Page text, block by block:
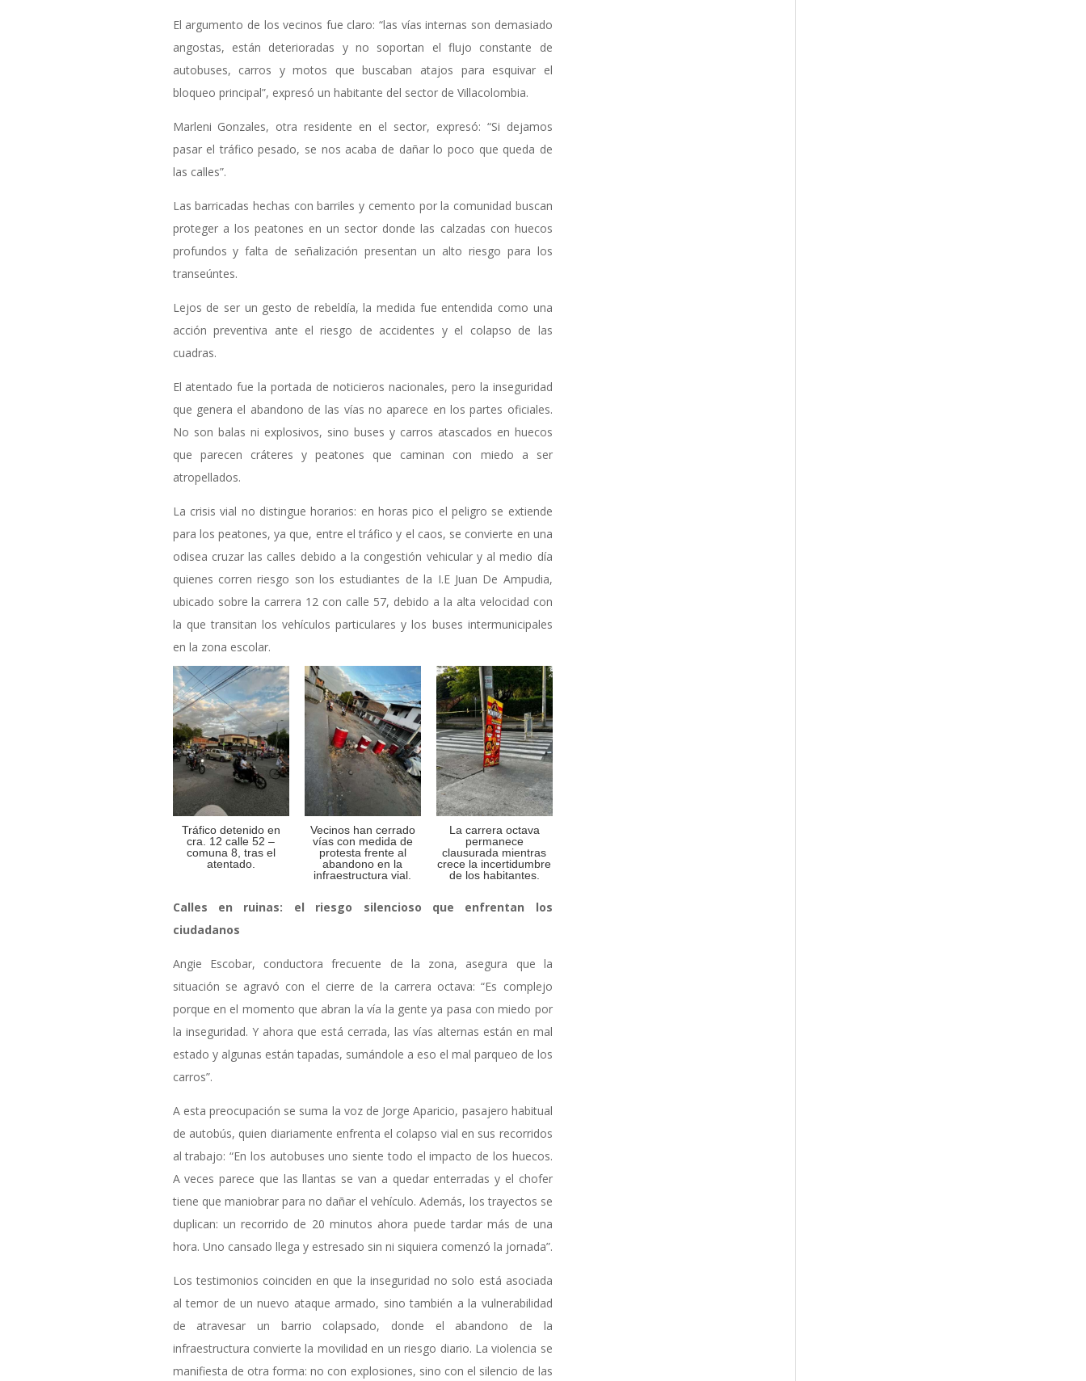
El argumento de los vecinos fue claro: “las vías internas son demasiado
angostas, están deterioradas y no soportan el flujo constante de
autobuses, carros y motos que buscaban atajos para esquivar el
bloqueo principal”, expresó un habitante del sector de Villacolombia.
Marleni Gonzales, otra residente en el sector, expresó: “Si dejamos
pasar el tráfico pesado, se nos acaba de dañar lo poco que queda de
las calles”.
Las barricadas hechas con barriles y cemento por la comunidad buscan
proteger a los peatones en un sector donde las calzadas con huecos
profundos y falta de señalización presentan un alto riesgo para los
transeúntes.
Lejos de ser un gesto de rebeldía, la medida fue entendida como una
acción preventiva ante el riesgo de accidentes y el colapso de las
cuadras.
El atentado fue la portada de noticieros nacionales, pero la inseguridad
que genera el abandono de las vías no aparece en los partes oficiales.
No son balas ni explosivos, sino buses y carros atascados en huecos
que parecen cráteres y peatones que caminan con miedo a ser
atropellados.
La crisis vial no distingue horarios: en horas pico el peligro se extiende
para los peatones, ya que, entre el tráfico y el caos, se convierte en una
odisea cruzar las calles debido a la congestión vehicular y al medio día
quienes corren riesgo son los estudiantes de la I.E Juan De Ampudia,
ubicado sobre la carrera 12 con calle 57, debido a la alta velocidad con
la que transitan los vehículos particulares y los buses intermunicipales
en la zona escolar.
Tráfico detenido en
cra. 12 calle 52 –
comuna 8, tras el
atentado.
Vecinos han cerrado
vías con medida de
protesta frente al
abandono en la
infraestructura vial.
La carrera octava
permanece
clausurada mientras
crece la incertidumbre
de los habitantes.
Calles en ruinas: el riesgo silencioso que enfrentan los
ciudadanos
Angie Escobar, conductora frecuente de la zona, asegura que la
situación se agravó con el cierre de la carrera octava: “Es complejo
porque en el momento que abran la vía la gente ya pasa con miedo por
la inseguridad. Y ahora que está cerrada, las vías alternas están en mal
estado y algunas están tapadas, sumándole a eso el mal parqueo de los
carros”.
A esta preocupación se suma la voz de Jorge Aparicio, pasajero habitual
de autobús, quien diariamente enfrenta el colapso vial en sus recorridos
al trabajo: “En los autobuses uno siente todo el impacto de los huecos.
A veces parece que las llantas se van a quedar enterradas y el chofer
tiene que maniobrar para no dañar el vehículo. Además, los trayectos se
duplican: un recorrido de 20 minutos ahora puede tardar más de una
hora. Uno cansado llega y estresado sin ni siquiera comenzó la jornada”.
Los testimonios coinciden en que la inseguridad no solo está asociada
al temor de un nuevo ataque armado, sino también a la vulnerabilidad
de atravesar un barrio colapsado, donde el abandono de la
infraestructura convierte la movilidad en un riesgo diario. La violencia se
manifiesta de otra forma: no con explosiones, sino con el silencio de las